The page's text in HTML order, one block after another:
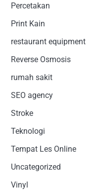
Percetakan
Print Kain
restaurant equipment
Reverse Osmosis
rumah sakit
SEO agency
Stroke
Teknologi
Tempat Les Online
Uncategorized
Vinyl